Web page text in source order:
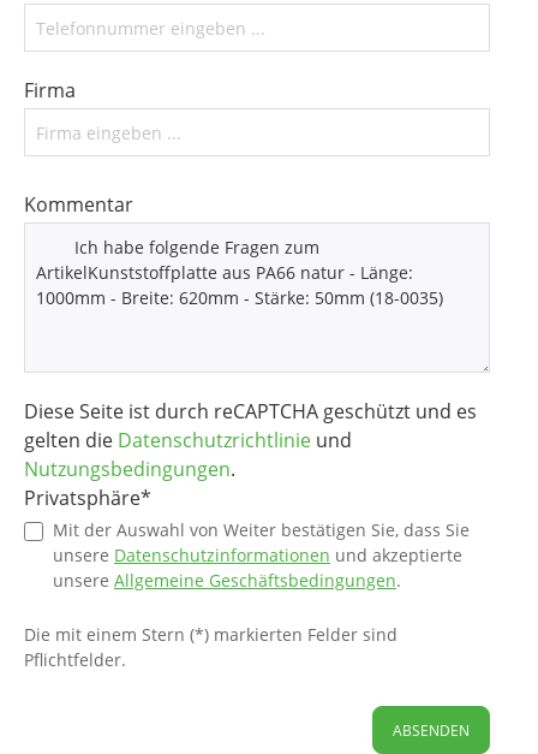
Firma
Kommentar
Diese Seite ist durch reCAPTCHA geschützt und es
gelten die Datenschutzrichtlinie und
Nutzungsbedingungen.
Privatsphäre*
Mit der Auswahl von Weiter bestätigen Sie, dass Sie
unsere Datenschutzinformationen und akzeptierte
unsere Allgemeine Geschäftsbedingungen.
Die mit einem Stern (*) markierten Felder sind
Pflichtfelder.
ABSENDEN